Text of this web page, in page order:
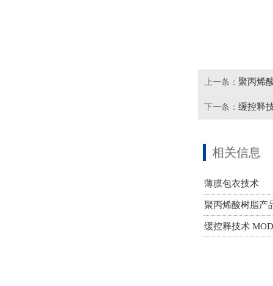
上一条： 聚丙烯
下一条： 缓控释
相关信息
薄膜包衣技术
聚丙烯酸树脂产
缓控释技术